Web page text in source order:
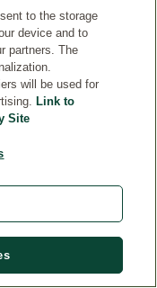
to the storage
device and to
partners. The
will be used for
Link to
Site